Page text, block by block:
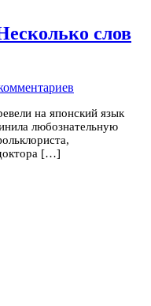
слов
на японский язык
любознательную
[…]